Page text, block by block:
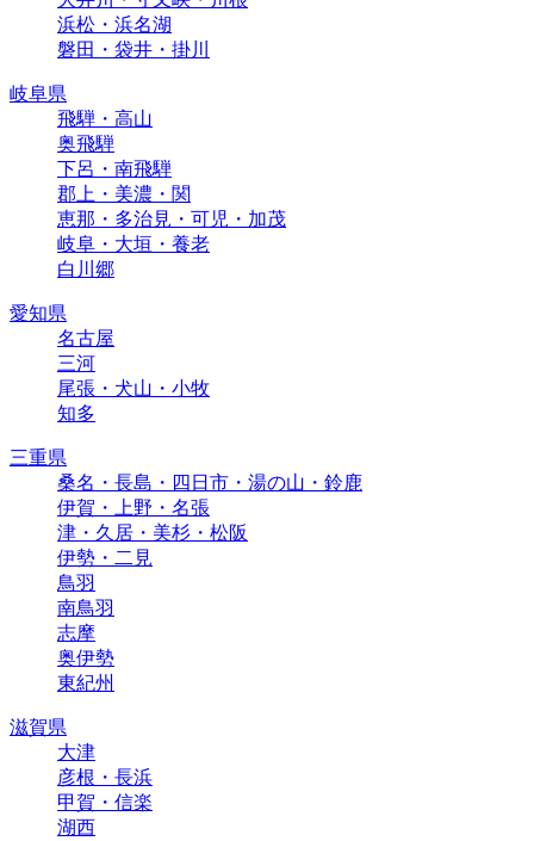
浜松・浜名湖
磐田・袋井・掛川
岐阜県
飛騨・高山
奥飛騨
下呂・南飛騨
郡上・美濃・関
恵那・多治見・可児・加茂
岐阜・大垣・養老
白川郷
愛知県
名古屋
三河
尾張・犬山・小牧
知多
三重県
桑名・長島・四日市・湯の山・鈴鹿
伊賀・上野・名張
津・久居・美杉・松阪
伊勢・二見
鳥羽
南鳥羽
志摩
奥伊勢
東紀州
滋賀県
大津
彦根・長浜
甲賀・信楽
湖西